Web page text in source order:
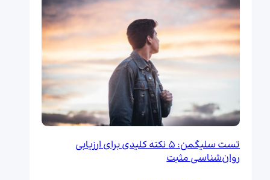
تست سلیگمن: ۵ نکته کلیدی برای ارزیابی
روان‌شناسی مثبت